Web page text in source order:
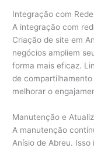
Integração com
A integração com
Criação de site em
negócios ampliem
forma mais eficaz.
de
melhorar o
Manutenção e
A manutenção
Anísio de Abreu.